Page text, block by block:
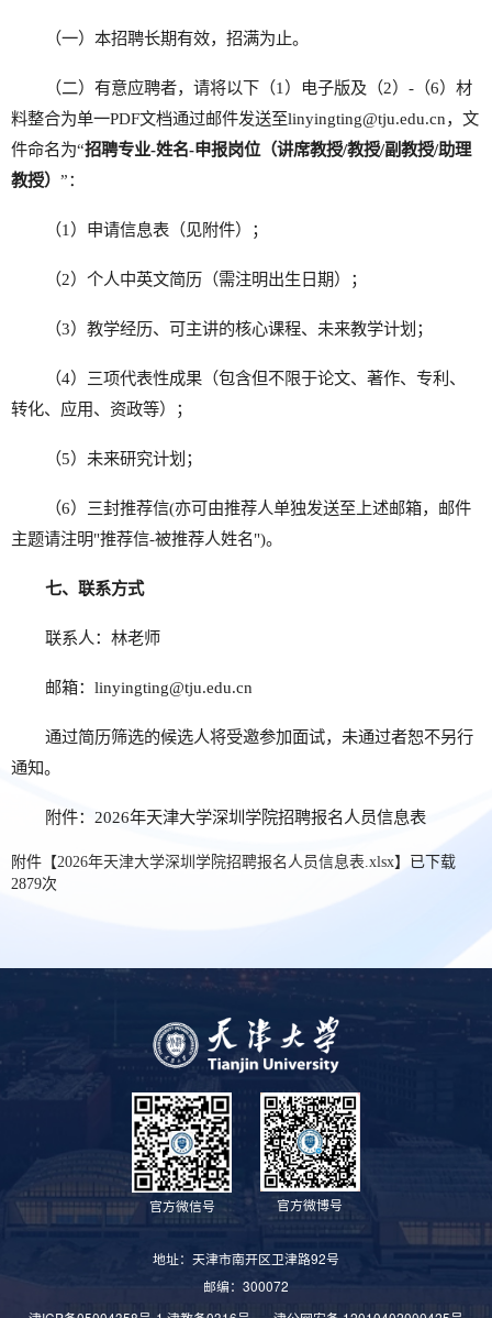
（一）本招聘长期有效，招满为止。
（二）有意应聘者，请将以下（1）电子版及（2）-（6）材
料整合为单一PDF文档通过邮件发送至linyingting@tju.edu.cn，文
件命名为“招聘专业-姓名-申报岗位（讲席教授/教授/副教授/助理
教授） ”：
（1）申请信息表（见附件）；
（2）个人中英文简历（需注明出生日期）；
（3）教学经历、可主讲的核心课程、未来教学计划；
（4）三项代表性成果（包含但不限于论文、著作、专利、
转化、应用、资政等）；
（5）未来研究计划；
（6）三封推荐信(亦可由推荐人单独发送至上述邮箱，邮件
主题请注明"推荐信-被推荐人姓名")。
七、联系方式
联系人：林老师
邮箱：linyingting@tju.edu.cn
通过简历筛选的候选人将受邀参加面试，未通过者恕不另行
通知。
附件：2026年天津大学深圳学院招聘报名人员信息表
附件【2026年天津大学深圳学院招聘报名人员信息表.xlsx】已下载
2879次
官方微信号 官方微博号
地址：天津市南开区卫津路92号
邮编：300072